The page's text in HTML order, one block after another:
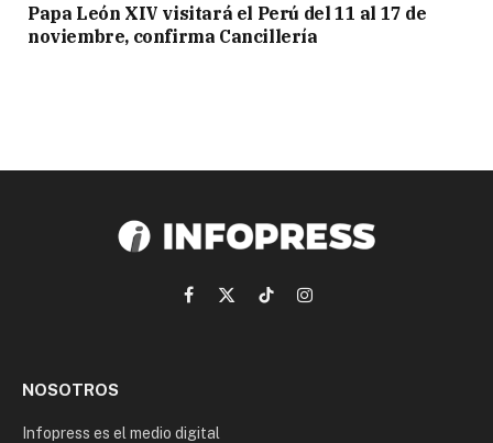
Papa León XIV visitará el Perú del 11 al 17 de
noviembre, confirma Cancillería
Facebook
X
TikTokInstagram
NOSOTROS
Infopress es el medio digital